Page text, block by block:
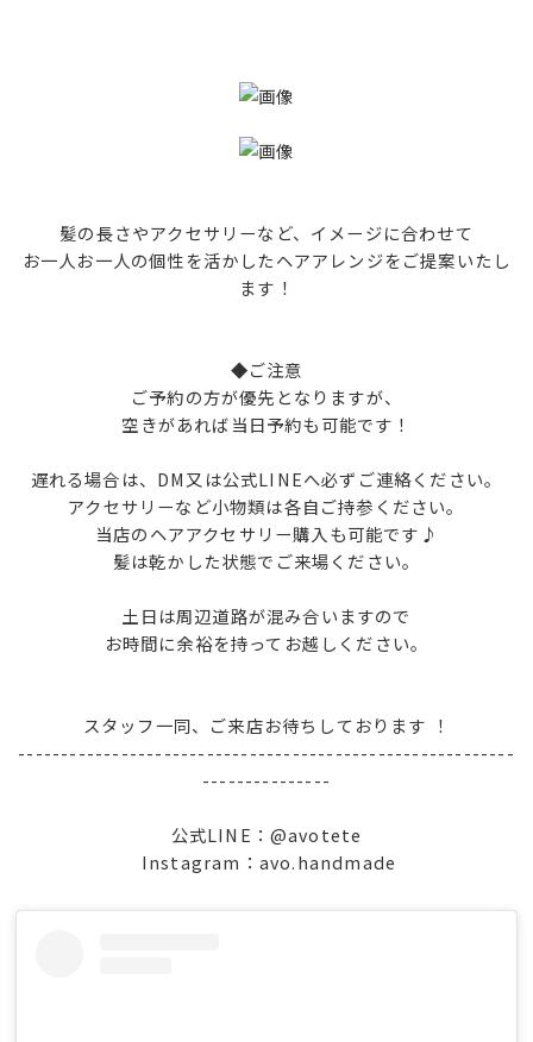
髪の長さやアクセサリーなど、イメージに合わせて
お一人お一人の個性を活かしたヘアアレンジをご提案いたし
ます！
◆ご注意
ご予約の方が優先となりますが、
空きがあれば当日予約も可能です！
遅れる場合は、DM又は公式LINEへ必ずご連絡ください。
アクセサリーなど小物類は各自ご持参ください。
当店のヘアアクセサリー購入も可能です♪
髪は乾かした状態でご来場ください。
土日は周辺道路が混み合いますので
お時間に余裕を持ってお越しください。
スタッフ一同、ご来店お待ちしております ！
----------------------------------------------------------
---------------
公式LINE：@avotete
Instagram：avo.handmade